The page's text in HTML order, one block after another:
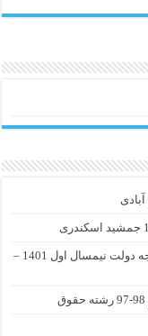
دانلود رایگان نمونه سوال اصول تنظیم و کنترل بودجه دولت نیمسال اول 1401 –